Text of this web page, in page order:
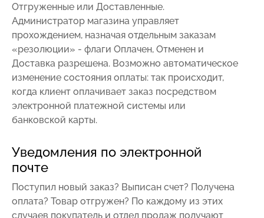
Отгруженные или Доставленные.
Администратор магазина управляет
прохождением, назначая отдельным заказам
«резолюции» - флаги Оплачен, Отменен и
Доставка разрешена. Возможно автоматическое
изменение состояния оплаты: так происходит,
когда клиент оплачивает заказ посредством
электронной платежной системы или
банковской карты.
Уведомления по электронной
почте
Поступил новый заказ? Выписан счет? Получена
оплата? Товар отгружен? По каждому из этих
случаев покупатель и отдел продаж получают